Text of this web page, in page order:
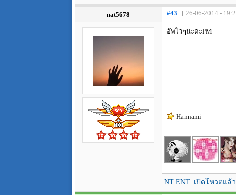
nat5678 #43 [ 26-06-2014 -
อัพไวๆนะคะPM
Hannami
NT ENT. เปิดโหวตแล้